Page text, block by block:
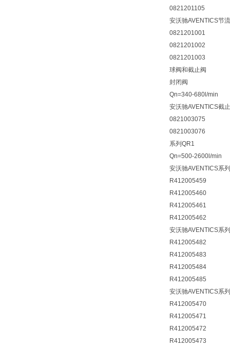
0821201105
安沃驰AVENTICS节
0821201001
0821201002
0821201003
球阀和截止阀
封闭阀
Qn=340-680l/min
安沃驰AVENTICS截
0821003075
0821003076
系列QR1
Qn=500-2600l/min
安沃驰AVENTICS系
R412005459
R412005460
R412005461
R412005462
安沃驰AVENTICS系
R412005482
R412005483
R412005484
R412005485
安沃驰AVENTICS系
R412005470
R412005471
R412005472
R412005473